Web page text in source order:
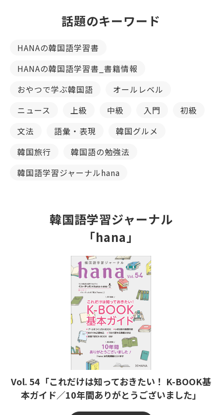
話題のキーワード
HANAの韓国語学習書
HANAの韓国語学習書_書籍情報
おやつで学ぶ韓国語
オールレベル
ニュース
上級 中級 入門
初級
文法
語彙・表現
韓国グルメ
韓国旅行
韓国語の勉強法
韓国語学習ジャーナルhana
韓国語学習ジャーナル
「hana」
Vol. 54「これだけは知っておきたい！ K-BOOK基
本ガイド／10年間ありがとうございました」